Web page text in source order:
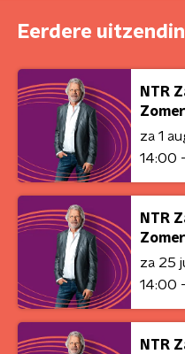
Eerdere
NTR
za 1
14:00
NTR
za 25
14:00
NTR